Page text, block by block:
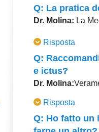
Q: La pratica
Dr. Molina: La
l'ipertensione, è
sono
MT ha anche
Risposta
Q:
e ictus?
Dr. Molina:
Vi sono studi che
problemi cardiaci
Risposta
Q: Ho fatto un